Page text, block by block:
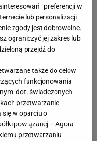
przez cztery
wychodzą z
uznania.
że prezes
mamy
dwa, trzy miesiące.
otrzymacie”. W Lechii
dostaniesz swoje
w kółko. W końcu
- stwierdził
i preferencji w
lub personalizacji
zgody jest dobrowolne.
ograniczyć jej zakres lub
przejdź do
także do celów
funkcjonowania
dot. świadczonych
przetwarzanie
się w oparciu o
powiązanej – Agora
przetwarzaniu